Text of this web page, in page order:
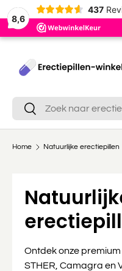
8,6
437
Ga naar inhoud
Zoeken
Zoeken
Home Natuurlijke erectiepillen
Ontdek onze
STHER, Camagra en